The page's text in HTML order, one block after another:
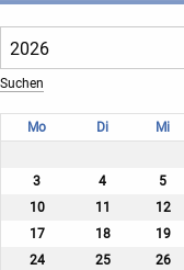
Mo Di Mi
3
4 5
10
11 12
17
18 19
24
25 26